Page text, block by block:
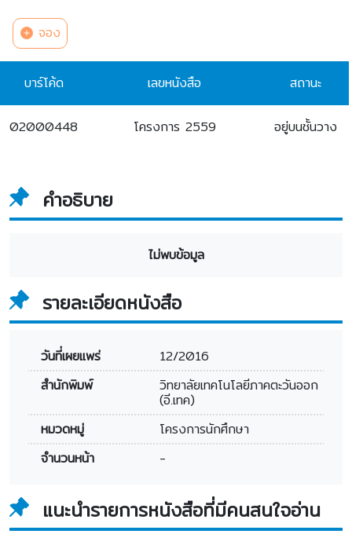
จอง
บาร์โค้ด เลขหนังสือ สถานะ
02000448 โครงการ 2559 อยู่บนชั้นวาง
คำอธิบาย
ไม่พบข้อมูล
รายละเอียดหนังสือ
วันที่เผยแพร่
12/2016
สำนักพิมพ์
วิทยาลัยเทคโนโลยีภาคตะวันออก
(อี.เทค)
หมวดหมู่
โครงการนักศึกษา
จำนวนหน้า
-
แนะนำรายการหนังสือที่มีคนสนใจอ่าน